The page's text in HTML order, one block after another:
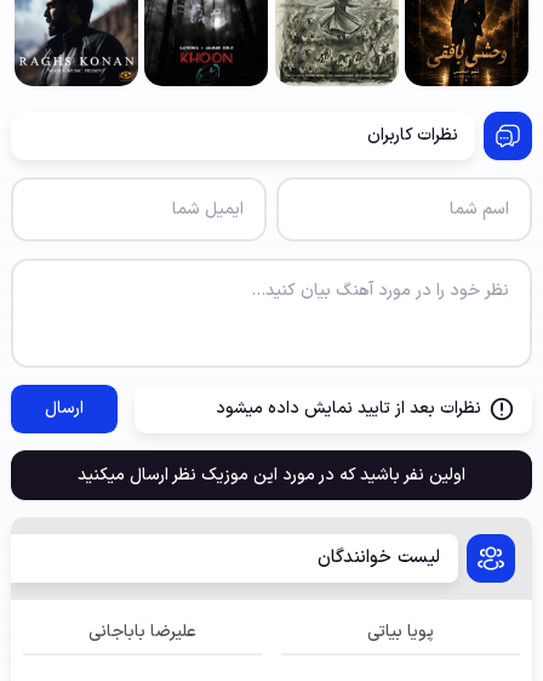
نظرات کاربران
نظرات بعد از تایید نمایش داده میشود ارسال
اولین نفر باشید که در مورد این موزیک نظر ارسال میکنید
لیست خوانندگان
پویا بیاتی علیرضا باباجانی